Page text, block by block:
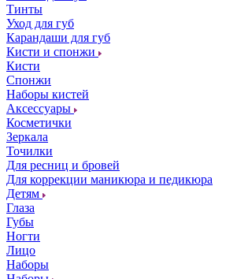
Тинты
Уход для губ
Карандаши для губ
Кисти и спонжи
Кисти
Спонжи
Наборы кистей
Аксессуары
Косметички
Зеркала
Точилки
Для ресниц и бровей
Для коррекции маникюра и педикюра
Детям
Глаза
Губы
Ногти
Лицо
Наборы